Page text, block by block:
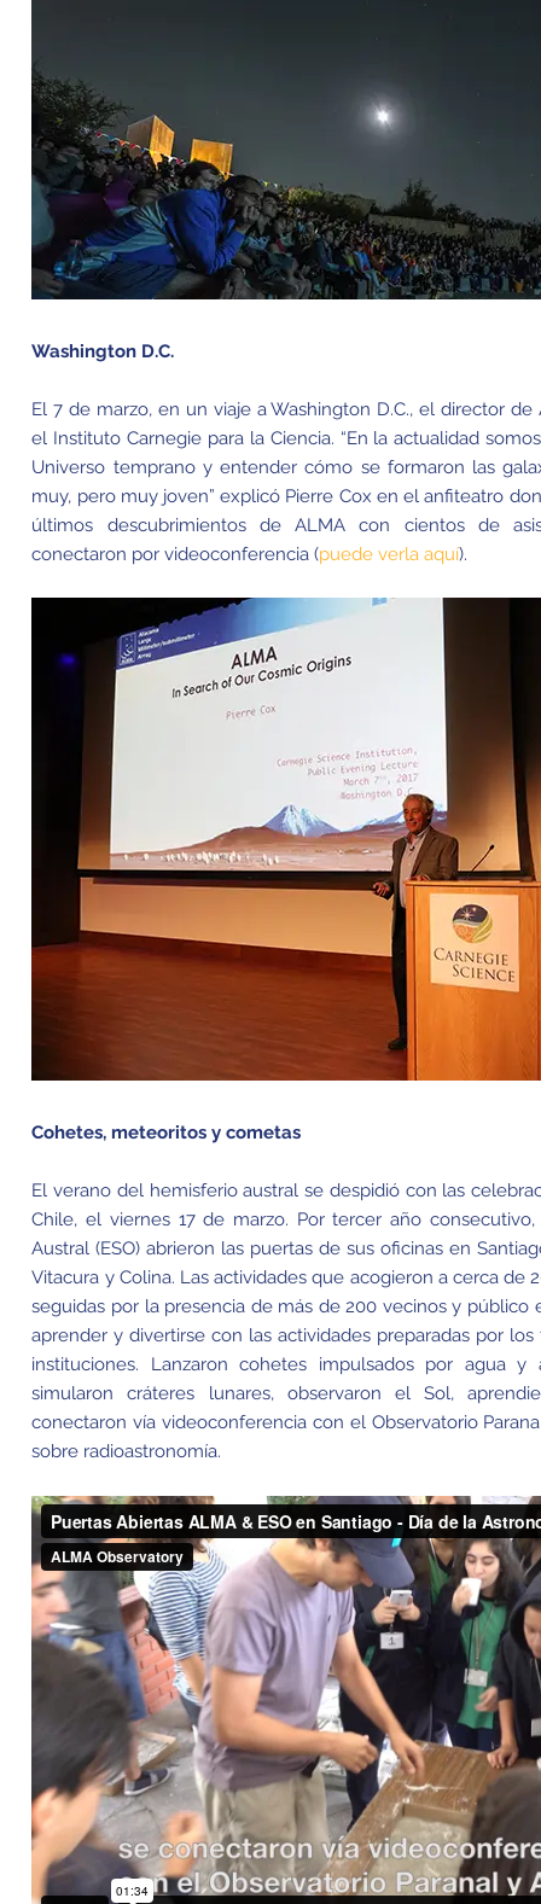
Washington D.C.
El 7 de marzo, en un viaje a Washington D.C., el director
el Instituto Carnegie para la Ciencia. “En la actualidad
Universo temprano y entender cómo se formaron las
muy, pero muy joven” explicó Pierre Cox en el anfiteatro
últimos descubrimientos de ALMA con cientos de
conectaron por videoconferencia (puede verla aquí).
Cohetes, meteoritos y cometas
El verano del hemisferio austral se despidió con las
Chile, el viernes 17 de marzo. Por tercer año
Austral (ESO) abrieron las puertas de sus oficinas en
Vitacura y Colina. Las actividades que acogieron a cerca de
seguidas por la presencia de más de 200 vecinos y
aprender y divertirse con las actividades preparadas por
instituciones. Lanzaron cohetes impulsados por agua y
simularon cráteres lunares, observaron el Sol,
conectaron vía videoconferencia con el Observatorio
sobre radioastronomía.